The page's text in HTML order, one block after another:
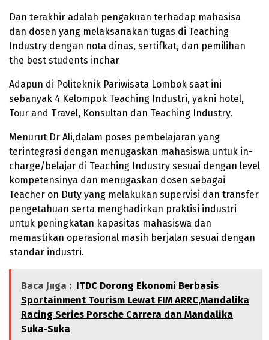
Dan terakhir adalah pengakuan terhadap mahasisa
dan dosen yang melaksanakan tugas di Teaching
Industry dengan nota dinas, sertifkat, dan pemilihan
the best students inchar
Adapun di Politeknik Pariwisata Lombok saat ini
sebanyak 4 Kelompok Teaching Industri, yakni hotel,
Tour and Travel, Konsultan dan Teaching Industry.
Menurut Dr Ali,dalam poses pembelajaran yang
terintegrasi dengan menugaskan mahasiswa untuk in-
charge/belajar di Teaching Industry sesuai dengan level
kompetensinya dan menugaskan dosen sebagai
Teacher on Duty yang melakukan supervisi dan transfer
pengetahuan serta menghadirkan praktisi industri
untuk peningkatan kapasitas mahasiswa dan
memastikan operasional masih berjalan sesuai dengan
standar industri.
Baca Juga : ITDC Dorong Ekonomi Berbasis
Sportainment Tourism Lewat FIM ARRC,Mandalika
Racing Series Porsche Carrera dan Mandalika
Suka-Suka